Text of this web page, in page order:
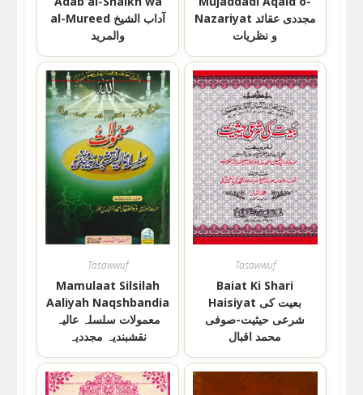
al-Mureed آداب الشیخ
والمرید
Nazariyat مجددی عقائد
و نظریات
Tasawwuf
Mamulaat Silsilah
Aaliyah Naqshbandia
معمولات سلسلہ عالیہ
نقشبندیہ مجددیہ
Tasawwuf
Baiat Ki Shari
Haisiyat بعیت کی
شرعی حیثیت-صوفی
محمد اقبال